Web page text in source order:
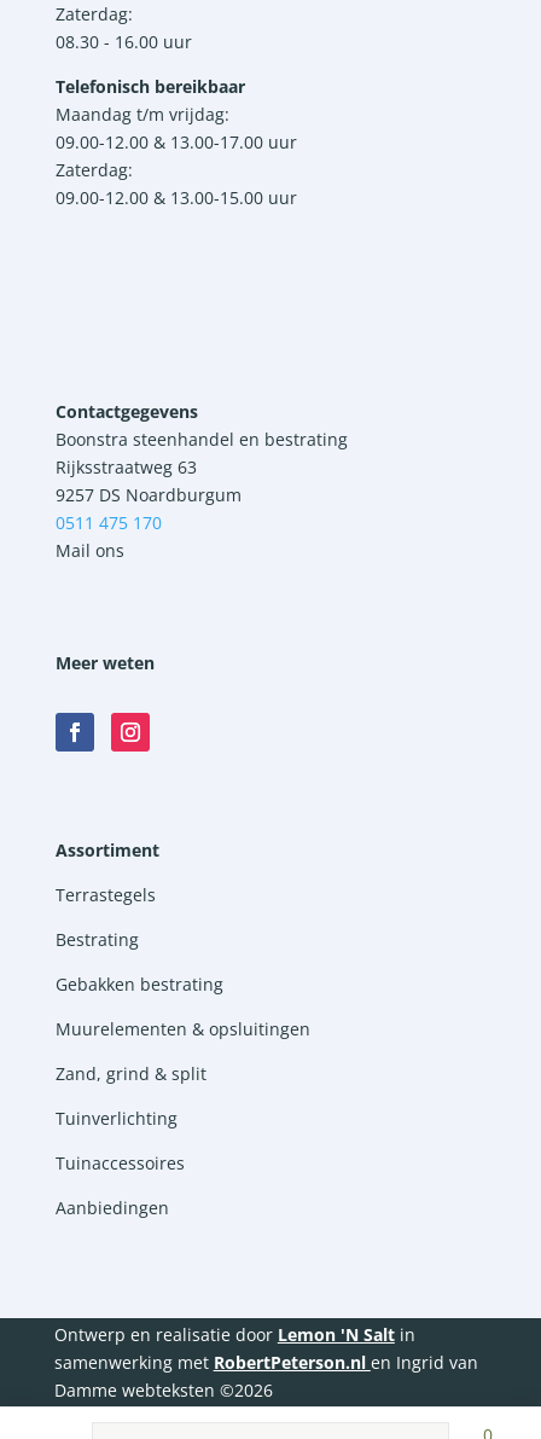
Producten
zoeken
0
Zaterdag:
08.30 - 16.00 uur
Telefonisch bereikbaar
Maandag t/m vrijdag:
09.00-12.00 & 13.00-17.00 uur
Zaterdag:
09.00-12.00 & 13.00-15.00 uur
Contactgegevens
Boonstra steenhandel en bestrating
Rijksstraatweg 63
9257 DS Noardburgum
0511 475 170
Mail ons
Meer weten
Assortiment
Terrastegels
Bestrating
Gebakken bestrating
Muurelementen & opsluitingen
Zand, grind & split
Tuinverlichting
Tuinaccessoires
Aanbiedingen
Ontwerp en realisatie door Lemon 'N Saltin
samenwerking met RobertPeterson.nl en Ingrid van
Damme webteksten ©2026